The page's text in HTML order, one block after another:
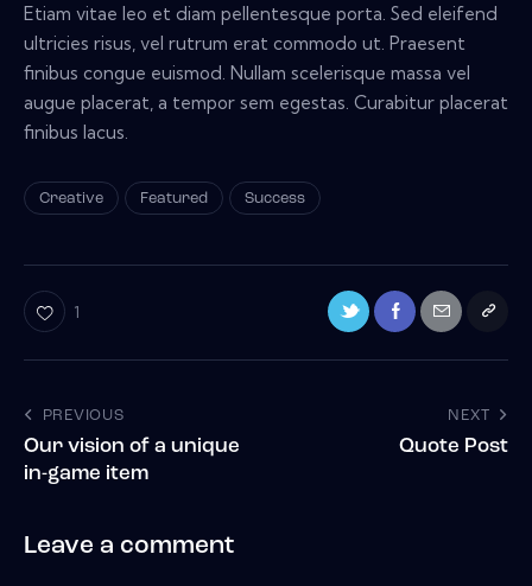
Etiam vitae leo et diam pellentesque porta. Sed eleifend
ultricies risus, vel rutrum erat commodo ut. Praesent
finibus congue euismod. Nullam scelerisque massa vel
augue placerat, a tempor sem egestas. Curabitur placerat
finibus lacus.
Creative Featured Success
1
PREVIOUS
Our vision of a unique
in-game item
NEXT
Quote Post
Leave a comment